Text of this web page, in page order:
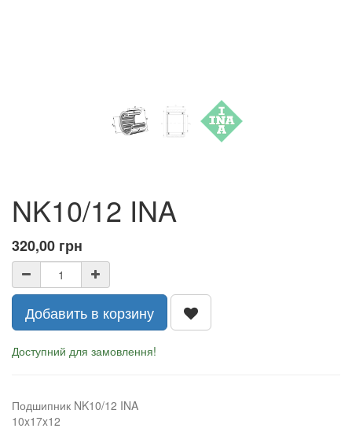
NK10/12 INA
320,00 грн
Добавить в корзину
Доступний для замовлення!
Подшипник NK10/12 INA
10x17x12